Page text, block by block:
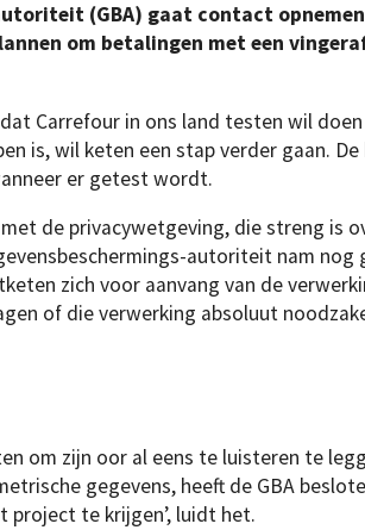
(GBA) gaat contact
om betalingen met een
Carrefour in ons land testen wil
is, wil keten een stap verder gaan.
er getest wordt.
de privacywetgeving, die streng is
autoriteit nam nog
zich voor aanvang van de
of die verwerking absoluut
om zijn oor al eens te luisteren te
gegevens, heeft de GBA
te krijgen’, luidt het.